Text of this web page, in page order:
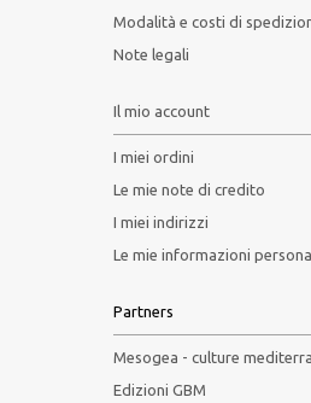
Modalità e costi di
Note legali
Il mio account
I miei ordini
Le mie note di credito
I miei indirizzi
Le mie informazioni
Partners
Mesogea - culture
Edizioni GBM